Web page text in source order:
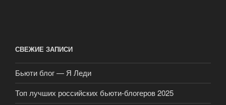
СВЕЖИЕ ЗАПИСИ
Бьюти блог — Я Леди
Топ лучших российских бьюти-блогеров 2025